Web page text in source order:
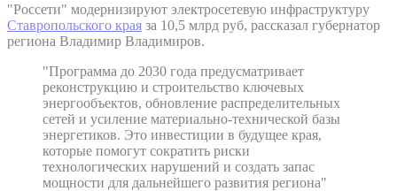
"Россети" модернизируют электросетевую инфраструктуру
Ставропольского края за 10,5 млрд руб, рассказал губернатор
региона Владимир Владимиров.
"Программа до 2030 года предусматривает
реконструкцию и строительство ключевых
энергообъектов, обновление распределительных
сетей и усиление материально-технической базы
энергетиков. Это инвестиции в будущее края,
которые помогут сократить риски
технологических нарушений и создать запас
мощности для дальнейшего развития региона"